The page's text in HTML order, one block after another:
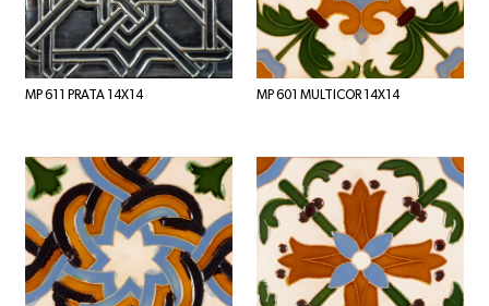
MP 611 PRATA 14X14 MP 601 MULTICOR 14X14